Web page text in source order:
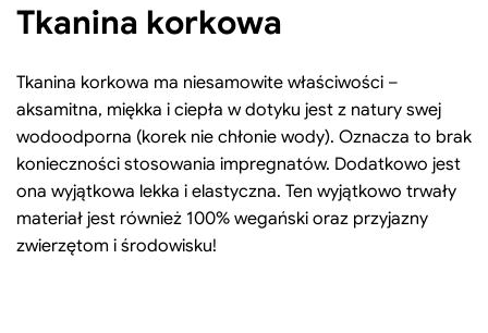
Tkanina korkowa
Tkanina korkowa ma niesamowite właściwości –
aksamitna, miękka i ciepła w dotyku jest z natury swej
wodoodporna (korek nie chłonie wody). Oznacza to brak
konieczności stosowania impregnatów. Dodatkowo jest
ona wyjątkowa lekka i elastyczna. Ten wyjątkowo trwały
materiał jest również 100% wegański oraz przyjazny
zwierzętom i środowisku!